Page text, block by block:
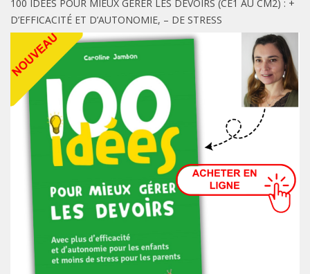
100 IDÉES POUR MIEUX GÉRER LES DEVOIRS (CE1 AU CM2) : +
D’EFFICACITÉ ET D’AUTONOMIE, – DE STRESS